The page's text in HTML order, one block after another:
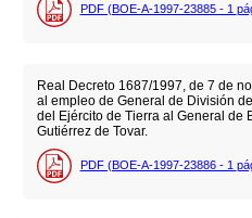
PDF (BOE-A-1997-23885 - 1
Real Decreto 1687/1997, de 7 de
al empleo de General de División
del Ejército de Tierra al General de
Gutiérrez de Tovar.
PDF (BOE-A-1997-23886 - 1